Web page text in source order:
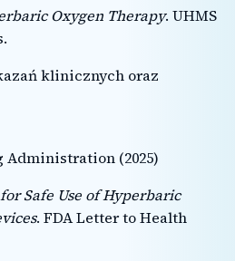
Oxygen Therapy. UHMS
.
klinicznych oraz
Administration (2025)
Safe Use of Hyperbaric
. FDA Letter to Health